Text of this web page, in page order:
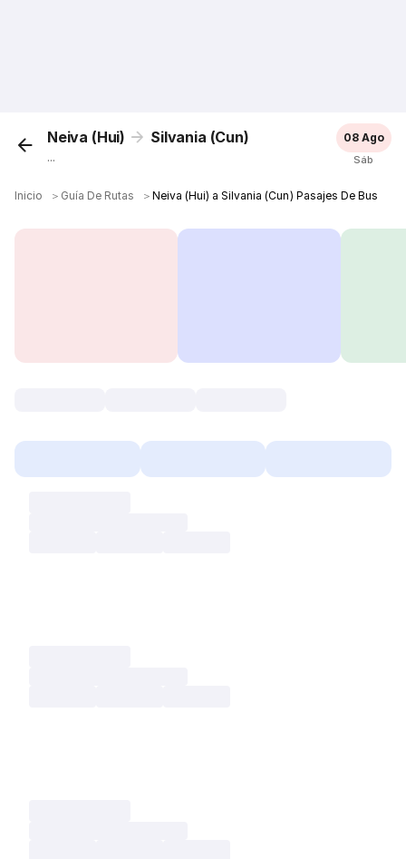
Neiva (Hui) Silvania (Cun)
...
08 Ago
Sáb
Inicio ＞ Guía De Rutas ＞Neiva (Hui) a Silvania (Cun) Pasajes De Bus